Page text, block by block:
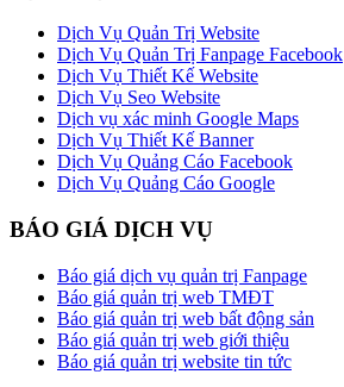
Dịch Vụ Quản Trị Website
Dịch Vụ Quản Trị Fanpage Facebook
Dịch Vụ Thiết Kế Website
Dịch Vụ Seo Website
Dịch vụ xác minh Google Maps
Dịch Vụ Thiết Kế Banner
Dịch Vụ Quảng Cáo Facebook
Dịch Vụ Quảng Cáo Google
BÁO GIÁ DỊCH VỤ
Báo giá dịch vụ quản trị Fanpage
Báo giá quản trị web TMĐT
Báo giá quản trị web bất động sản
Báo giá quản trị web giới thiệu
Báo giá quản trị website tin tức